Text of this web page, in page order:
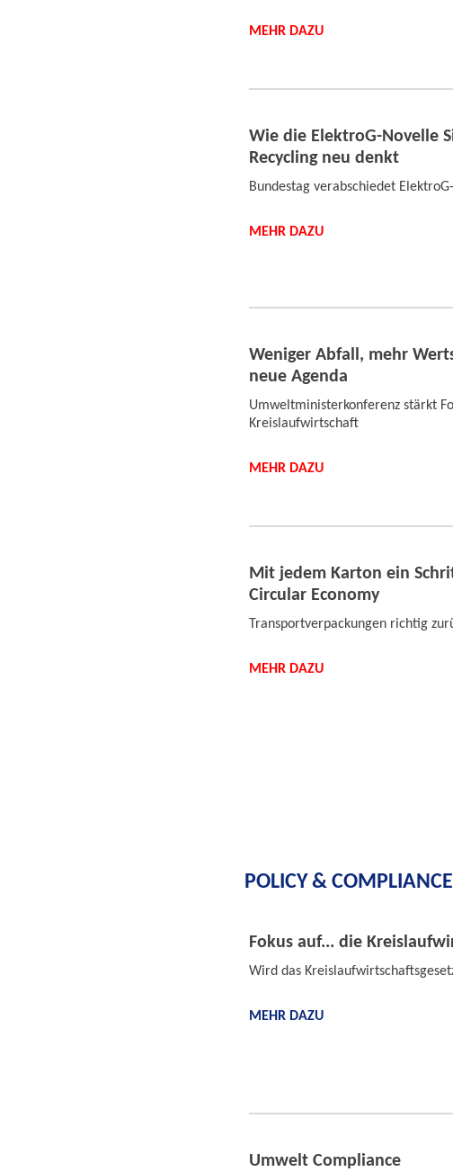
MEHR DAZU
Wie die ElektroG-Novelle
Recycling neu denkt
Bundestag verabschiedet
MEHR DAZU
Weniger Abfall, mehr
neue Agenda
Umweltministerkonferenz stärkt
Kreislaufwirtschaft
MEHR DAZU
Mit jedem Karton ein
Circular Economy
Transportverpackungen richtig
MEHR DAZU
POLICY &
Fokus auf... die
Wird das
MEHR DAZU
Umwelt Compliance